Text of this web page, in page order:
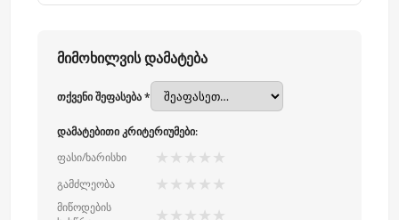
მიმოხილვის დამატება
თქვენი შეფასება *
დამატებითი კრიტერიუმები:
ფასი/ხარისხი
★ ★ ★ ★ ★
გამძლეობა ★ ★ ★ ★ ★
მიწოდების
★ ★ ★ ★ ★